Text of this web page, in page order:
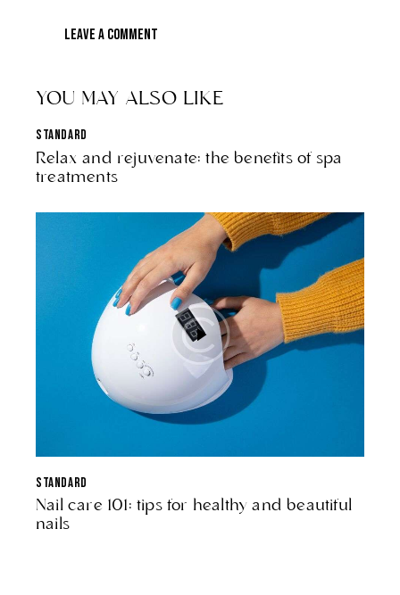
YOU MAY ALSO LIKE
STANDARD
Relax and rejuvenate: the benefits of spa
treatments
STANDARD
Nail care 101: tips for healthy and beautiful
nails